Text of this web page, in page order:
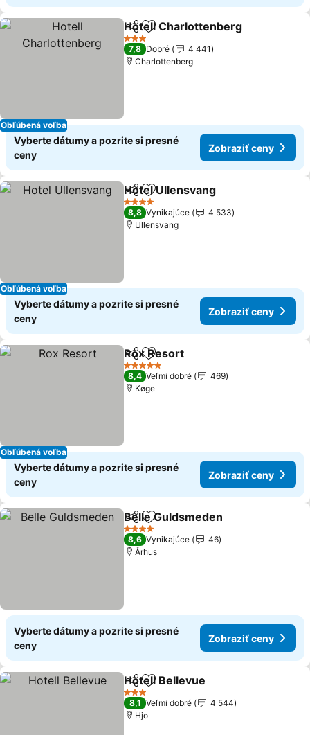
Obľúbená voľba
ZdieľaťPridať do obľúbených
Hotell Charlottenberg
3 Počet hviezdičiek
7,8 Dobré
4 441
Charlottenberg
Vyberte dátumy a pozrite si presné
ceny
Zobraziť ceny
Obľúbená voľba
ZdieľaťPridať do obľúbených
Hotel Ullensvang
4 Počet hviezdičiek
8,8 Vynikajúce
4 533
Ullensvang
Vyberte dátumy a pozrite si presné
ceny
Zobraziť ceny
Obľúbená voľba
ZdieľaťPridať do obľúbených
Rox Resort
5 Počet hviezdičiek
8,4 Veľmi dobré
469
Køge
Vyberte dátumy a pozrite si presné
ceny
Zobraziť ceny
ZdieľaťPridať do obľúbených
Belle Guldsmeden
4 Počet hviezdičiek
8,6 Vynikajúce
46
Århus
Vyberte dátumy a pozrite si presné
ceny
Zobraziť ceny
ZdieľaťPridať do obľúbených
Hotell Bellevue
3 Počet hviezdičiek
8,1 Veľmi dobré
4 544
Hjo